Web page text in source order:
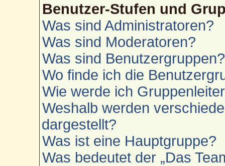
Benutzer-Stufen und
Was sind Administratoren?
Was sind Moderatoren?
Was sind Benutzergruppen?
Wo finde ich die
Wie werde ich
Weshalb werden
dargestellt?
Was ist eine Hauptgruppe?
Was bedeutet der „Das